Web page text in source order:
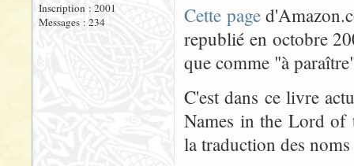
Inscription : 2001
Messages : 234
Cette page
republié en octobre
que comme "à
C'est dans ce livre
Names in the Lord of
la traduction des